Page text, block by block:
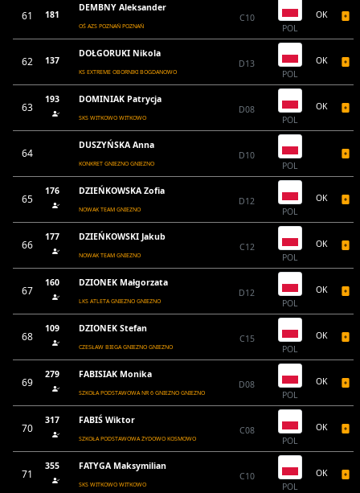
61 181
DEMBNY Aleksander
OŚ AZS POZNAŃ POZNAŃ
C10
POL
OK
62 137
DOŁGORUKI Nikola
KS EXTREME OBORNIKI BOGDANOWO
D13
POL
OK
63
193 DOMINIAK Patrycja
SKS WITKOWO WITKOWO
D08
POL
OK
64
DUSZYŃSKA Anna
KONKRET GNIEZNO GNIEZNO
D10
POL
65
176 DZIEŃKOWSKA Zofia
NOWAK TEAM GNIEZNO
D12
POL
OK
66
177 DZIEŃKOWSKI Jakub
NOWAK TEAM GNIEZNO
C12
POL
OK
67
160 DZIONEK Małgorzata
LKS ATLETA GNIEZNO GNIEZNO
D12
POL
OK
68
109 DZIONEK Stefan
CZESŁAW BIEGA GNIEZNO GNIEZNO
C15
POL
OK
69
279 FABISIAK Monika
SZKOŁA PODSTAWOWA NR 6 GNIEZNO GNIEZNO
D08
POL
OK
70
317 FABIŚ Wiktor
SZKOŁA PODSTAWOWA ŻYDOWO KOSMOWO
C08
POL
OK
71
355 FATYGA Maksymilian
SKS WITKOWO WITKOWO
C10
POL
OK